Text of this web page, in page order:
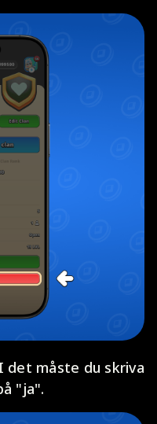
det måste du skriva
"ja".